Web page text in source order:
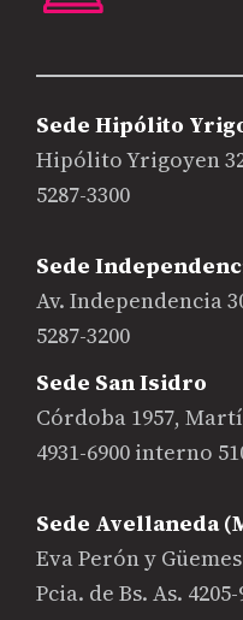
Sede Hipólito
Hipólito Yrigoyen
5287-3300
Sede
Av. Independencia
5287-3200
Sede San Isidro
Córdoba 1957,
4931-6900 interno
Sede Avellaneda
Eva Perón y
Pcia. de Bs. As. 4205-